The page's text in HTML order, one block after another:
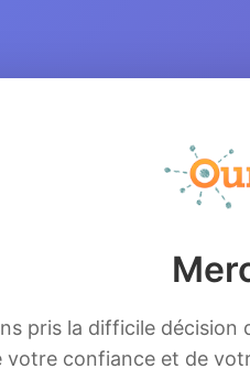
pris la difficile
votre confiance et de